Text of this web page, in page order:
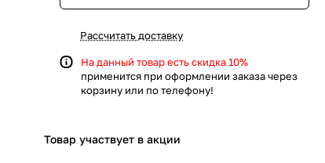
Рассчитать доставку
На данный товар есть скидка 10%
применится при оформлении заказа через
корзину или по телефону!
Товар участвует в акции